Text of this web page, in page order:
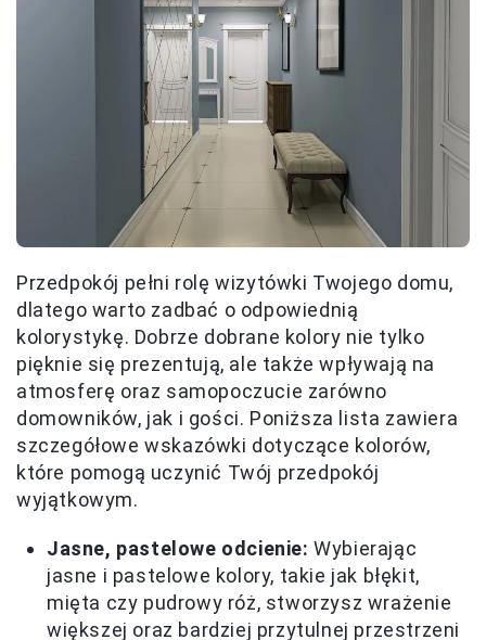
Przedpokój pełni rolę wizytówki Twojego domu,
dlatego warto zadbać o odpowiednią
kolorystykę. Dobrze dobrane kolory nie tylko
pięknie się prezentują, ale także wpływają na
atmosferę oraz samopoczucie zarówno
domowników, jak i gości. Poniższa lista zawiera
szczegółowe wskazówki dotyczące kolorów,
które pomogą uczynić Twój przedpokój
wyjątkowym.
Jasne, pastelowe odcienie: Wybierając
jasne i pastelowe kolory, takie jak błękit,
mięta czy pudrowy róż, stworzysz wrażenie
większej oraz bardziej przytulnej przestrzeni